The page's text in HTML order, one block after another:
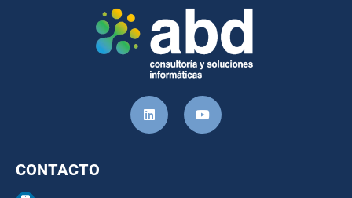
CONTACTO